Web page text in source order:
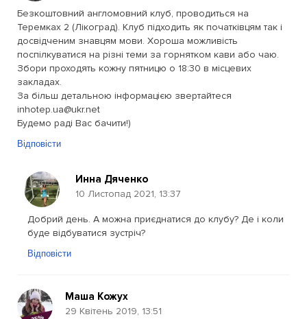
Безкоштовний англомовний клуб, проводиться на
Теремках 2 (Лікоград). Клуб підходить як початківцям так і
досвідченим знавцям мови. Хороша можливість
поспілкуватися на різні теми за горнятком кави або чаю.
Збори проходять кожну пятницю о 18:30 в місцевих
закладах.
За більш детальною інформацією звертайтеся
inhotep.ua@ukr.net
Будемо раді Вас бачити!)
Відповісти
Инна Дяченко
10 Листопад 2021, 13:37
Добрий день. А можна приєднатися до клубу? Де і коли
буде відбуватися зустріч?
Відповісти
Маша Кожух
29 Квітень 2019, 13:51